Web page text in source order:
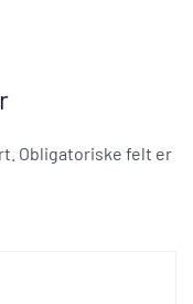
Obligatoriske felt er